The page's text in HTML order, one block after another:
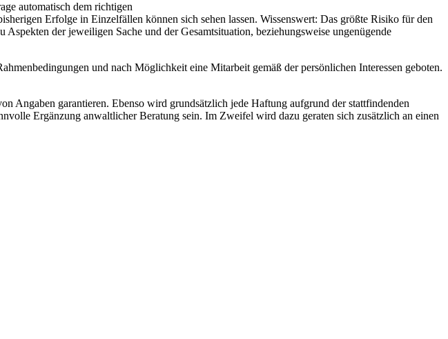
automatisch dem richtigen
Erfolge in Einzelfällen können sich sehen lassen. Wissenswert: Das größte Risiko für den
der jeweiligen Sache und der Gesamtsituation, beziehungsweise ungenügende
und nach Möglichkeit eine Mitarbeit gemäß der persönlichen Interessen geboten.
garantieren. Ebenso wird grundsätzlich jede Haftung aufgrund der stattfindenden
Ergänzung anwaltlicher Beratung sein. Im Zweifel wird dazu geraten sich zusätzlich an einen